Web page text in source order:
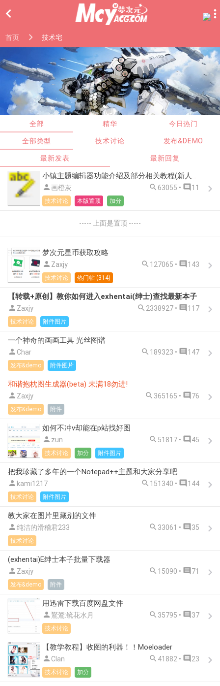

首页 技术宅
全部 精华
今日热门
全部类型
技术讨论
发布&DEMO
最新发表
最新回复
小镇主题编辑器功能介绍及部分相关教程(新人向)
 画橙灰  63055 •  11
技术讨论 本版置顶 加分
----- 上面是置顶 -----
梦次元星币获取攻略
 Zaxjy  127065 •  143
技术讨论 热门帖 (314)
【转载+原创】教你如何进入exhentai(绅士)查找最新本子
 Zaxjy  2338927 •  117
技术讨论 附件图片
一个神奇的画画工具 光丝图谱
 Char  189323 •  147
发布&demo 附件图片
和谐抱枕图生成器(beta) 未满18勿进!
 Zaxjy  365165 •  76
发布&demo 附件
如何不冲v却能在p站找好图
 zun  51817 •  45
技术讨论 加分 附件图片
把我珍藏了多年的一个Notepad++主题和大家分享吧
 kami1217  151340 •  144
技术讨论 附件图片
教大家在图片里藏别的文件
纯洁的滑稽君233  33061 •  35
技术讨论
(exhentai)E绅士本子批量下载器
 Zaxjy  15090 •  71
发布&demo 附件
用迅雷下载百度网盘文件
鸑鷟:镜花水月  35795 •  37
技术讨论
【教学教程】收图的利器！！Moeloader
 Clan  41882 •  23
技术讨论 加分